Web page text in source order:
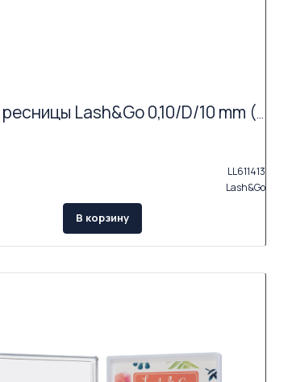
Черные ресницы Lash&Go 0,10/D/10 mm (16 линий)
LL611413
Lash&Go
В корзину